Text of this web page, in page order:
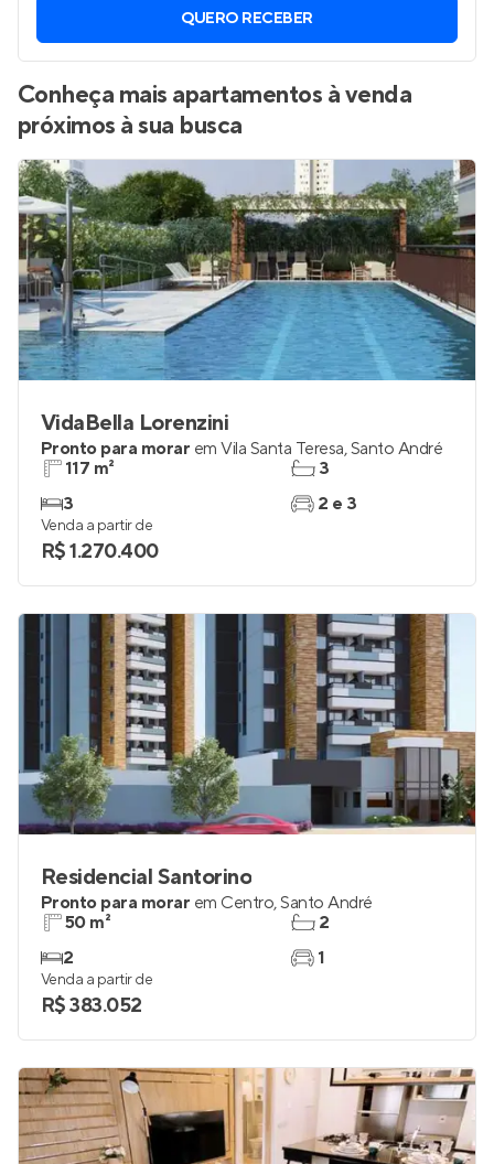
QUERO RECEBER
Conheça mais apartamentos à venda
próximos à sua busca
VidaBella Lorenzini
Pronto para morar em Vila Santa Teresa,Santo André
117 m²
3
3
2 e 3
Venda a partir de
R$ 1.270.400
Residencial Santorino
Pronto para morar em Centro,Santo André
50 m²
2
2
1
Venda a partir de
R$ 383.052